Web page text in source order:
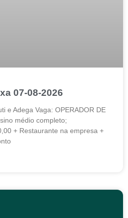
07-08-2026
e Adega Vaga: OPERADOR DE
médio completo;
+ Restaurante na empresa +